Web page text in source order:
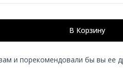
В Корзину
и порекомендовали бы вы ее